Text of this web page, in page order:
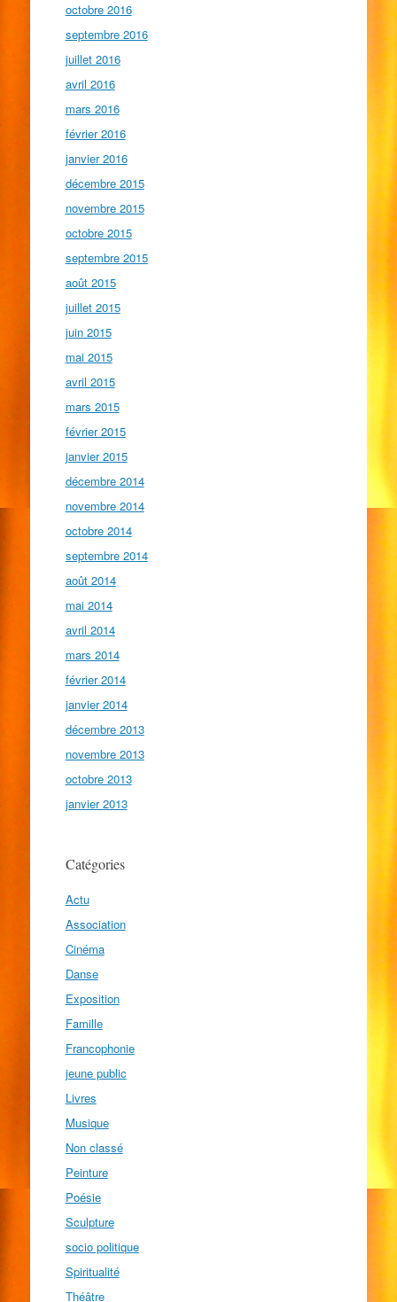
octobre 2016
septembre 2016
juillet 2016
avril 2016
mars 2016
février 2016
janvier 2016
décembre 2015
novembre 2015
octobre 2015
septembre 2015
août 2015
juillet 2015
juin 2015
mai 2015
avril 2015
mars 2015
février 2015
janvier 2015
décembre 2014
novembre 2014
octobre 2014
septembre 2014
août 2014
mai 2014
avril 2014
mars 2014
février 2014
janvier 2014
décembre 2013
novembre 2013
octobre 2013
janvier 2013
Catégories
Actu
Association
Cinéma
Danse
Exposition
Famille
Francophonie
jeune public
Livres
Musique
Non classé
Peinture
Poésie
Sculpture
socio politique
Spiritualité
Théâtre